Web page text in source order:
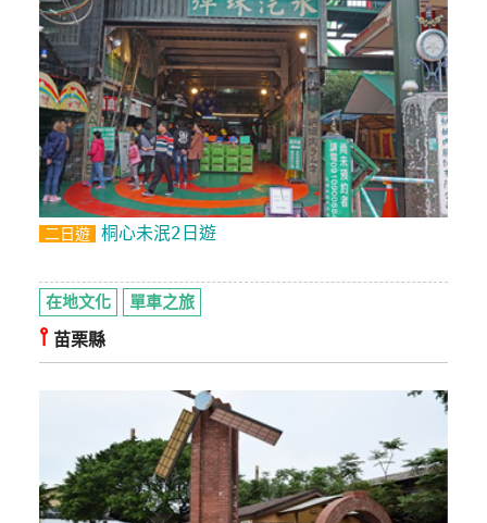
二日遊 桐心未泯2日遊
在地文化 單車之旅
⫯ 苗栗縣